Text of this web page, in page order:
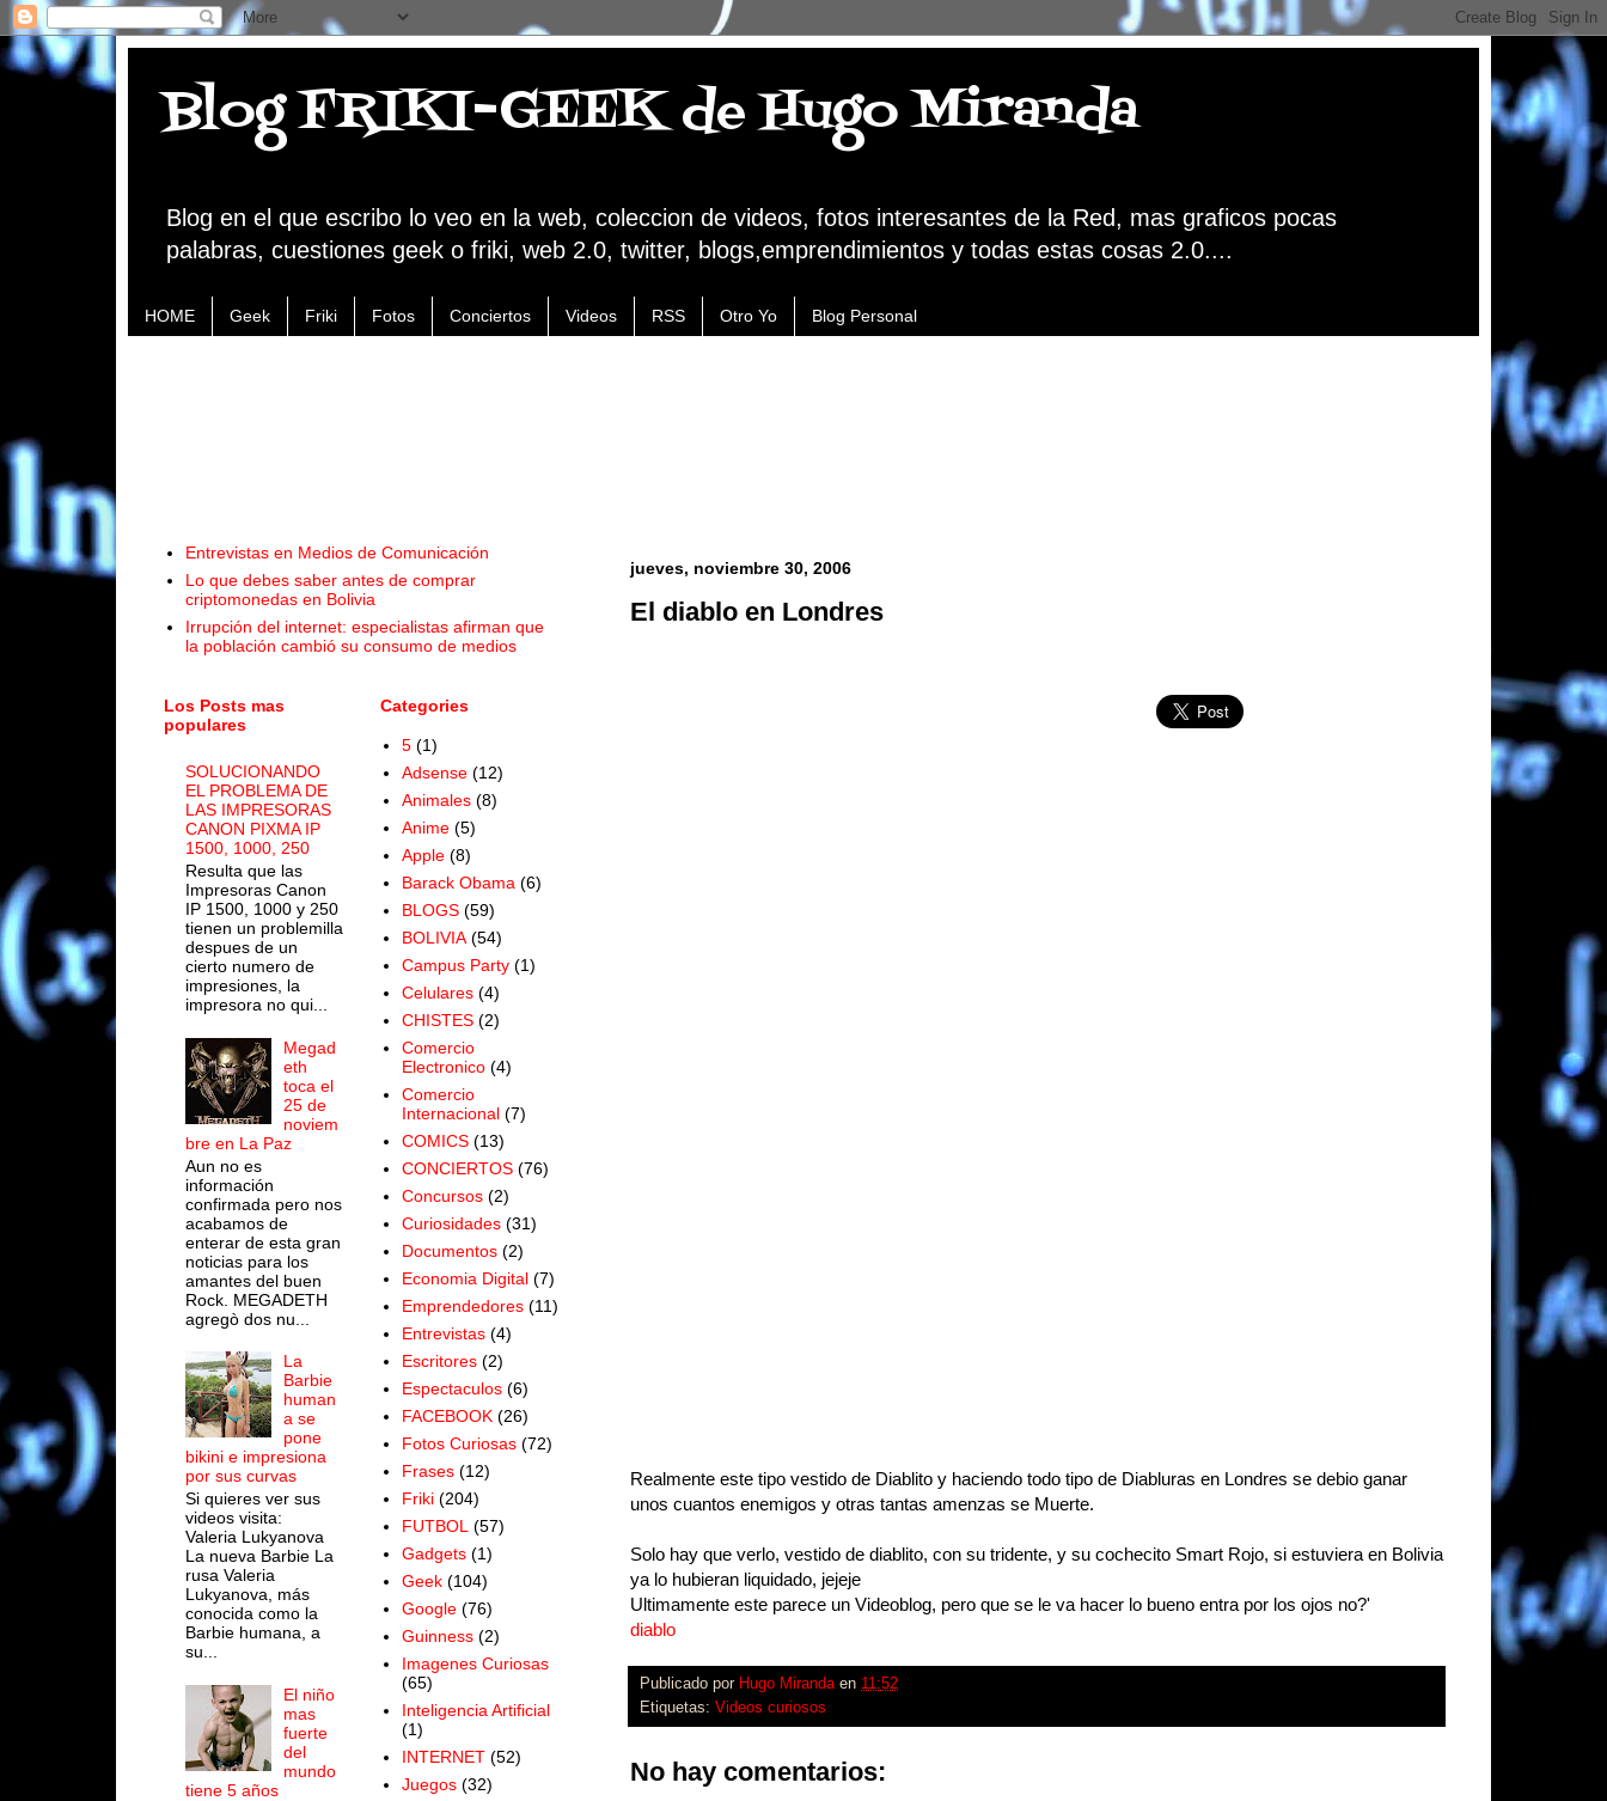
Blog FRIKI-GEEK de Hugo Miranda
Blog en el que escribo lo veo en la web, coleccion de videos, fotos interesantes de la Red, mas graficos pocas
palabras, cuestiones geek o friki, web 2.0, twitter, blogs,emprendimientos y todas estas cosas 2.0....
HOME Geek Friki Fotos Conciertos Videos RSS Otro Yo Blog Personal
jueves, noviembre 30, 2006
El diablo en Londres
Realmente este tipo vestido de Diablito y haciendo todo tipo de Diabluras en Londres se debio ganar
unos cuantos enemigos y otras tantas amenzas se Muerte.
Solo hay que verlo, vestido de diablito, con su tridente, y su cochecito Smart Rojo, si estuviera en Bolivia
ya lo hubieran liquidado, jejeje
Ultimamente este parece un Videoblog, pero que se le va hacer lo bueno entra por los ojos no?'
diablo
Publicado por Hugo Miranda en 11:52
Etiquetas: Videos curiosos
No hay comentarios:
Entrevistas en Medios de Comunicación
Lo que debes saber antes de comprar
criptomonedas en Bolivia
Irrupción del internet: especialistas afirman que
la población cambió su consumo de medios
Los Posts mas
populares
SOLUCIONANDO
EL PROBLEMA DE
LAS IMPRESORAS
CANON PIXMA IP
1500, 1000, 250
Resulta que las
Impresoras Canon
IP 1500, 1000 y 250
tienen un problemilla
despues de un
cierto numero de
impresiones, la
impresora no qui...
Megad
eth
toca el
25 de
noviem
bre en La Paz
Aun no es
información
confirmada pero nos
acabamos de
enterar de esta gran
noticias para los
amantes del buen
Rock. MEGADETH
agregò dos nu...
La
Barbie
human
a se
pone
bikini e impresiona
por sus curvas
Si quieres ver sus
videos visita:
Valeria Lukyanova
La nueva Barbie La
rusa Valeria
Lukyanova, más
conocida como la
Barbie humana, a
su...
El niño
mas
fuerte
del
mundo
tiene 5 años
Categories
5 (1)
Adsense (12)
Animales (8)
Anime (5)
Apple (8)
Barack Obama (6)
BLOGS (59)
BOLIVIA (54)
Campus Party (1)
Celulares (4)
CHISTES (2)
Comercio
Electronico (4)
Comercio
Internacional (7)
COMICS (13)
CONCIERTOS (76)
Concursos (2)
Curiosidades (31)
Documentos (2)
Economia Digital (7)
Emprendedores (11)
Entrevistas (4)
Escritores (2)
Espectaculos (6)
FACEBOOK (26)
Fotos Curiosas (72)
Frases (12)
Friki (204)
FUTBOL (57)
Gadgets (1)
Geek (104)
Google (76)
Guinness (2)
Imagenes Curiosas
(65)
Inteligencia Artificial
(1)
INTERNET (52)
Juegos (32)